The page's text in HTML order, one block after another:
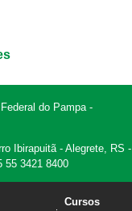
do Pampa -
Ibirapuitã - Alegrete, RS -
55 3421 8400
Cursos